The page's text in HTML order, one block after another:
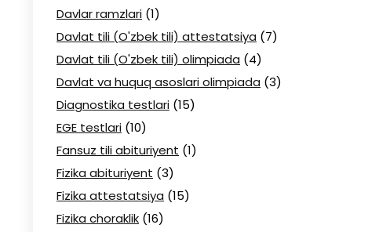
Davlar ramzlari (1)
Davlat tili (O'zbek tili) attestatsiya (7)
Davlat tili (O'zbek tili) olimpiada (4)
Davlat va huquq asoslari olimpiada (3)
Diagnostika testlari (15)
EGE testlari (10)
Fansuz tili abituriyent (1)
Fizika abituriyent (3)
Fizika attestatsiya (15)
Fizika choraklik (16)